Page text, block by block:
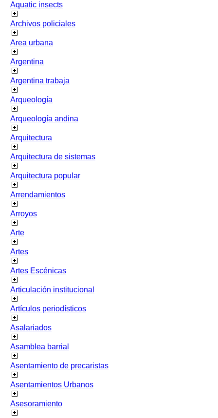
Aquatic insects
Archivos policiales
Area urbana
Argentina
Argentina trabaja
Arqueología
Arqueología andina
Arquitectura
Arquitectura de sistemas
Arquitectura popular
Arrendamientos
Arroyos
Arte
Artes
Artes Escénicas
Articulación institucional
Artículos periodísticos
Asalariados
Asamblea barrial
Asentamiento de precaristas
Asentamientos Urbanos
Asesoramiento